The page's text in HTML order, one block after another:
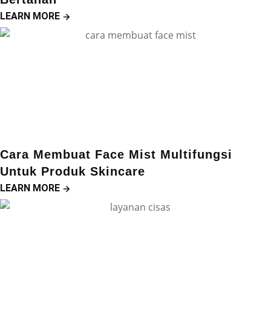
LEARN MORE
Cara Membuat Face Mist Multifungsi
Untuk Produk Skincare
LEARN MORE